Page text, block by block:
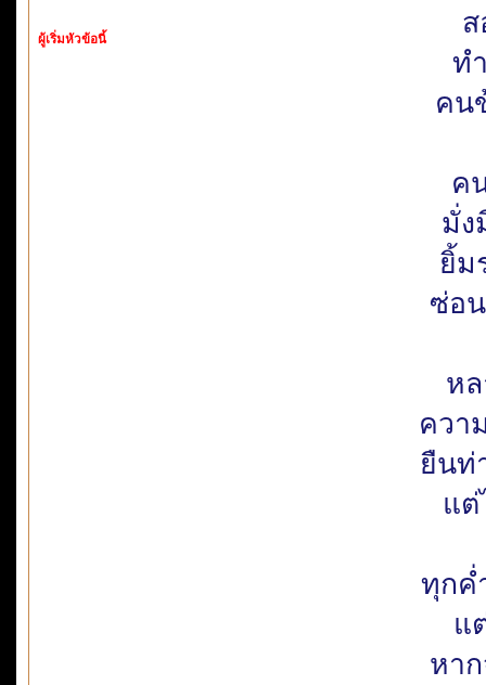
ผู้เริ่มหัวข้อนี้
ส
ท
คน
ค
มั่ง
ยิ้ม
ซ่อ
ห
ควา
ยืนท่
แ
ทุกค่
แ
หา